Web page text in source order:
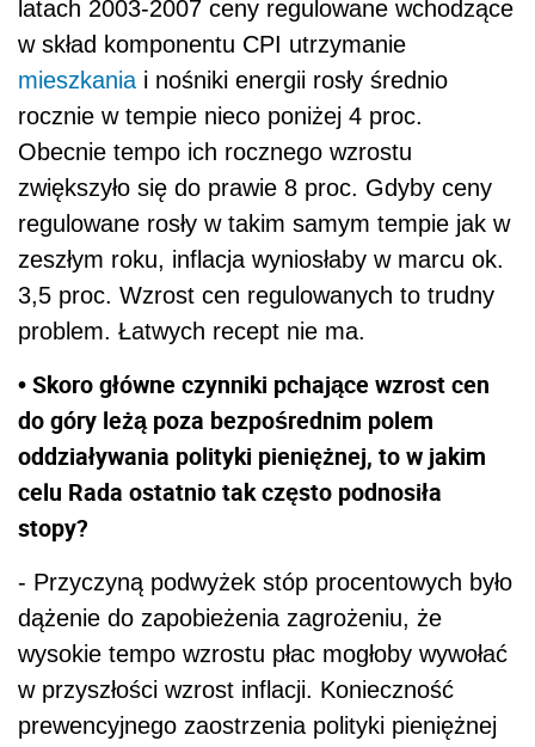
latach 2003-2007 ceny regulowane wchodzące
w skład komponentu CPI utrzymanie
mieszkaniai nośniki energii rosły średnio
rocznie w tempie nieco poniżej 4 proc.
Obecnie tempo ich rocznego wzrostu
zwiększyło się do prawie 8 proc. Gdyby ceny
regulowane rosły w takim samym tempie jak w
zeszłym roku, inflacja wyniosłaby w marcu ok.
3,5 proc. Wzrost cen regulowanych to trudny
problem. Łatwych recept nie ma.
• Skoro główne czynniki pchające wzrost cen
do góry leżą poza bezpośrednim polem
oddziaływania polityki pieniężnej, to w jakim
celu Rada ostatnio tak często podnosiła
stopy?
- Przyczyną podwyżek stóp procentowych było
dążenie do zapobieżenia zagrożeniu, że
wysokie tempo wzrostu płac mogłoby wywołać
w przyszłości wzrost inflacji. Konieczność
prewencyjnego zaostrzenia polityki pieniężnej